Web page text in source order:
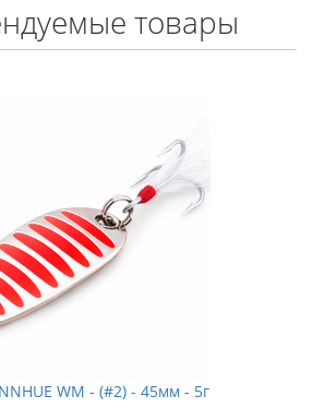
товары
WM - (#2) - 45мм - 5г